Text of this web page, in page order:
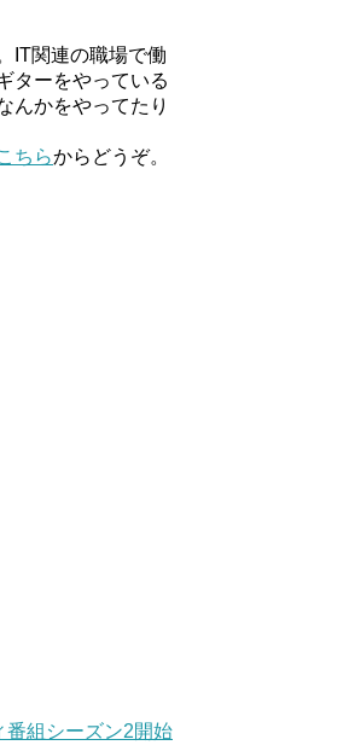
IT関連の職場で働
ターをやっている
んかをやってたり
ちらからどうぞ。
番組シーズン2開始